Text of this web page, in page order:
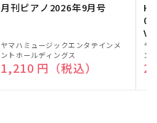
月刊ピアノ2026年9月号
販
売
元:
ヤマハミュージックエンタテインメ
ントホールディングス
通常価格
1,210 円（税込）
販
売
元:
ヤ
ン